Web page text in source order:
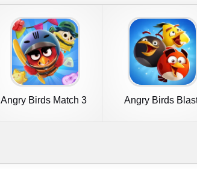
Angry Birds Match 3 Angry Birds